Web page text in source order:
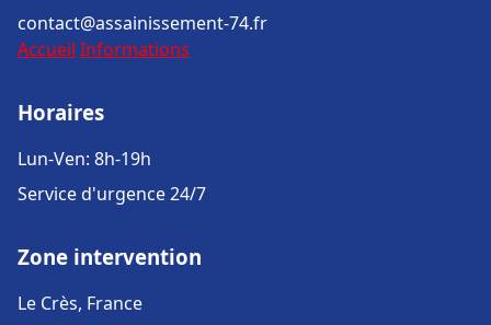
contact@assainissement-74.fr
Accueil Informations
Horaires
Lun-Ven: 8h-19h
Service d'urgence 24/7
Zone intervention
Le Crès, France